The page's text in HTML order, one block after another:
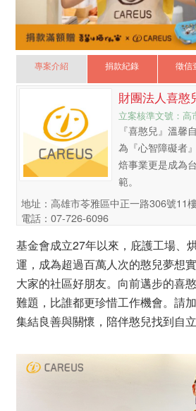
專案介紹 捐款紀錄 徵信
財團法人喜憨
立案核準文號：高
『喜憨兒』溫馨
為『心智障礙者
焙事業更是成為
範。
地址：高雄市苓雅區中正一路306號11
電話：07-726-6096
基金會成立27年以來，庇護工場、
運，成為超過百萬人次的憨兒夢想
大家的社區好朋友。向前邁步的喜
難題，比誰都更珍惜工作機會。請
集結良善與關懷，陪伴憨兒找到自立